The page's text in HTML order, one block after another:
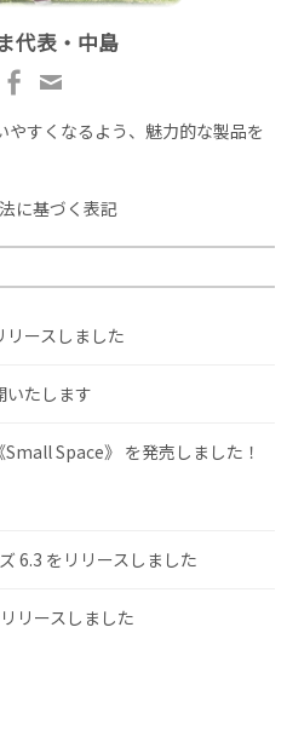
代表・中島
すくなるよう、魅力的な製品を
に基づく表記
ースしました
いたします
Small Space》 を発売しました！
6.3 をリリースしました
リースしました